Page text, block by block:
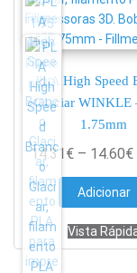
PLA High Speed
Glaciar WINKLE
1.75mm
14.31 € – 14.60€
Adicionar
Vista